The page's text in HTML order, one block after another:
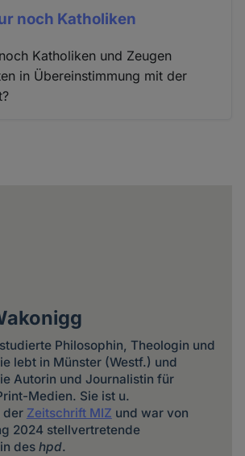
noch Katholiken
Katholiken und Zeugen
in Übereinstimmung mit der
Philosophin, Theologin und
lebt in Münster (Westf.) und
Autorin und Journalistin für
Medien. Sie ist u.
der Zeitschrift MIZ und war von
2024 stellvertretende
des hpd.